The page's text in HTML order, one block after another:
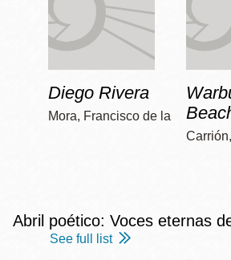
Diego Rivera
Mora, Francisco de la
Abril poético: Voces eternas
See full list